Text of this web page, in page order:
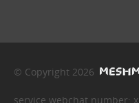
© Copyright 2026
service webchat number: